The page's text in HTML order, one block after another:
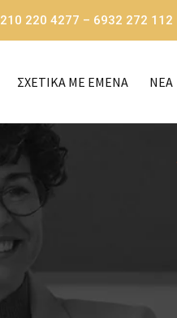
210 220 4277 – 6932 272 112
ΣΧΕΤΙΚΑ ΜΕ ΕΜΕΝΑ NEA